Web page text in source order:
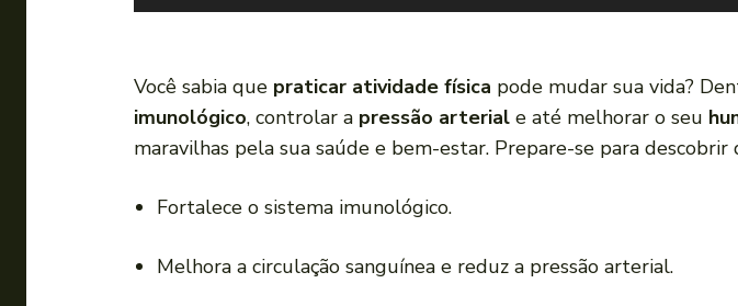
o
a
d
d
á
Você sabia que praticar atividade física pode mudar sua vida?
imunológico, controlar a pressão arterial e até melhorar o seu
maravilhas pela sua saúde e bem-estar. Prepare-se para
Fortalece o sistema imunológico.
Melhora a circulação sanguínea e reduz a pressão arterial.